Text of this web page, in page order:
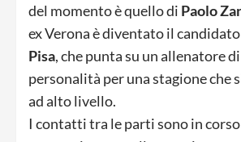
del momento è quello di Paolo
ex Verona è diventato il
Pisa, che punta su un allenatore
personalità per una stagione che
ad alto livello.
I contatti tra le parti sono in